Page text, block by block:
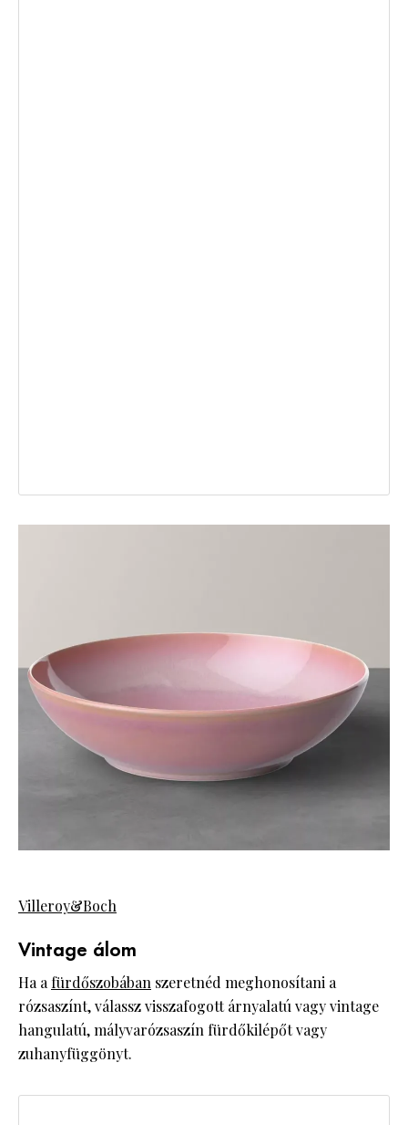
Villeroy&Boch
Vintage álom
Ha a fürdőszobában szeretnéd meghonosítani a
rózsaszínt, válassz visszafogott árnyalatú vagy vintage
hangulatú, mályvarózsaszín fürdőkilépőt vagy
zuhanyfüggönyt.